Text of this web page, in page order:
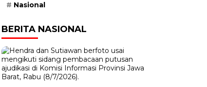
Nasional
BERITA NASIONAL